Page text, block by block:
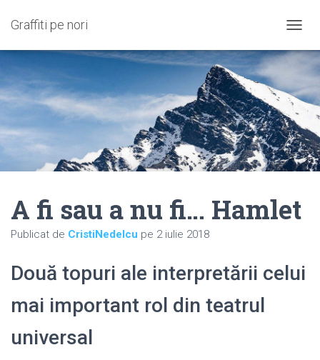
Graffiti pe nori
O
T
N
A
V
I
G
A fi sau a nu fi… Hamlet
Publicat de CristiNedelcu pe 2 iulie 2018
Două topuri ale interpretării celui
mai important rol din teatrul
universal